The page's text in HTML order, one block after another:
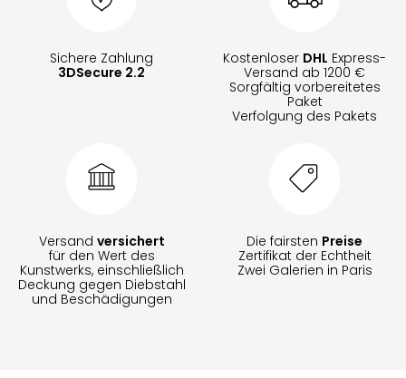
Sichere Zahlung
3DSecure 2.2
Kostenloser DHL Express-
Versand ab 1200 €
Sorgfältig vorbereitetes
Paket
Verfolgung des Pakets
Versand versichert
für den Wert des
Kunstwerks, einschließlich
Deckung gegen Diebstahl
und Beschädigungen
Die fairsten Preise
Zertifikat der Echtheit
Zwei Galerien in Paris